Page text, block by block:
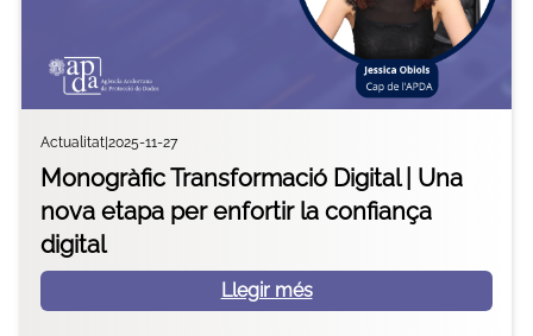
Actualitat|2025-11-27
Monogràfic Transformació Digital | Una
nova etapa per enfortir la confiança
digital
Llegir més